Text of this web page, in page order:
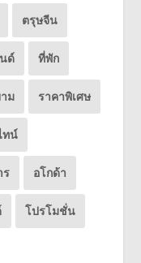
ตรุษจีน
ด์ ที่พัก
ม ราคาพิเศษ
ทน์
ร อโกด้า
โปรโมชั่น